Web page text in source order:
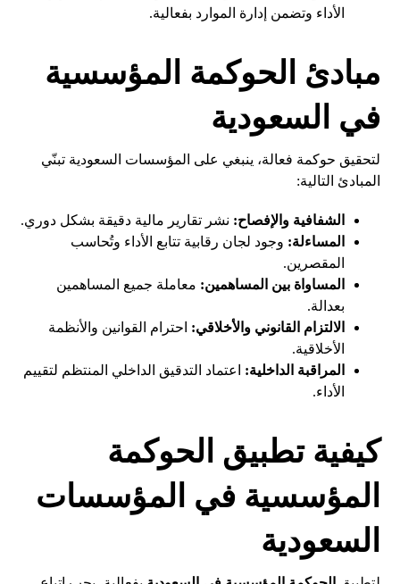
الأداء وتضمن إدارة الموارد بفعالية.
مبادئ الحوكمة المؤسسية
في السعودية
لتحقيق حوكمة فعالة، ينبغي على المؤسسات السعودية تبنّي
المبادئ التالية:
الشفافية والإفصاح: نشر تقارير مالية دقيقة بشكل دوري.
المساءلة: وجود لجان رقابية تتابع الأداء وتُحاسب
المقصرين.
المساواة بين المساهمين: معاملة جميع المساهمين
بعدالة.
الالتزام القانوني والأخلاقي: احترام القوانين والأنظمة
الأخلاقية.
المراقبة الداخلية: اعتماد التدقيق الداخلي المنتظم لتقييم
الأداء.
كيفية تطبيق الحوكمة
المؤسسية في المؤسسات
السعودية